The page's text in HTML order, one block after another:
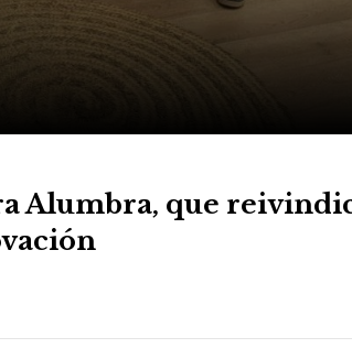
Alumbra, que